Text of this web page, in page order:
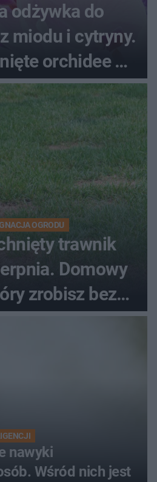
odżywka do
miodu i cytryny.
orchidee po
OGRODU
trawnik
Domowy
zrobisz bez
nawyki
Wśród nich jest